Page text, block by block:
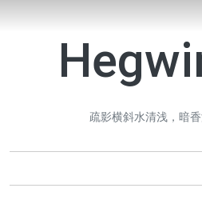
疏影横斜水清浅，暗香